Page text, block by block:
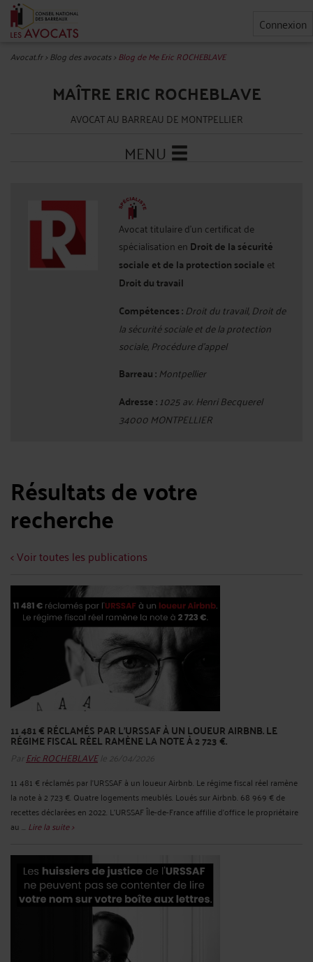
Connexion
Avocat.fr>Blog des avocats>Blog de Me Eric ROCHEBLAVE
MAÎTRE ERIC ROCHEBLAVE
AVOCAT AU BARREAU DE MONTPELLIER
MENU
Avocat titulaire d'un certificat de
spécialisation en Droit de la sécurité
sociale et de la protection sociale et
Droit du travail
Compétences : Droit du travail, Droit de
la sécurité sociale et de la protection
sociale, Procédure d'appel
Barreau : Montpellier
Adresse :1025 av. Henri Becquerel
34000 MONTPELLIER
Résultats de votre
recherche
< Voir toutes les publications
11 481 € RÉCLAMÉS PAR L'URSSAF À UN LOUEUR AIRBNB. LE
RÉGIME FISCAL RÉEL RAMÈNE LA NOTE À 2 723 €.
Par Eric ROCHEBLAVEle 26/04/2026
11 481 € réclamés par l'URSSAF à un loueur Airbnb. Le régime fiscal réel ramène
la note à 2 723 €. Quatre logements meublés. Loués sur Airbnb. 68 969 € de
recettes déclarées en 2022. L'URSSAF Île-de-France affilie d'office le propriétaire
au ... Lire la suite >